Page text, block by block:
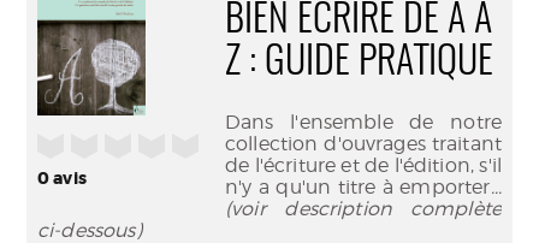
0avis
BIEN ÉCRIRE DE A À
Z : GUIDE PRATIQUE
Dans l'ensemble de notre
collection d'ouvrages traitant
de l'écriture et de l'édition, s'il
n'y a qu'un titre à emporter...
(voir description complète
ci-dessous)